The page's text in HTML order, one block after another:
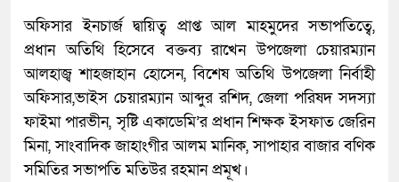
অফিসার ইনচার্জ দ্বায়িত্ব প্রাপ্ত আল মাহমুদের সভাপতিত্বে,
প্রধান অতিথি হিসেবে বক্তব্য রাখেন উপজেলা চেয়ারম্যান
আলহাজ্ব শাহজাহান হোসেন, বিশেষ অতিথি উপজেলা নির্বাহী
অফিসার,ভাইস চেয়ারম্যান আব্দুর রশিদ, জেলা পরিষদ সদস্যা
ফাইমা পারভীন, সৃষ্টি একাডেমি’র প্রধান শিক্ষক ইসফাত জেরিন
মিনা, সাংবাদিক জাহাংগীর আলম মানিক, সাপাহার বাজার বণিক
সমিতির সভাপতি মতিউর রহমান প্রমূখ।